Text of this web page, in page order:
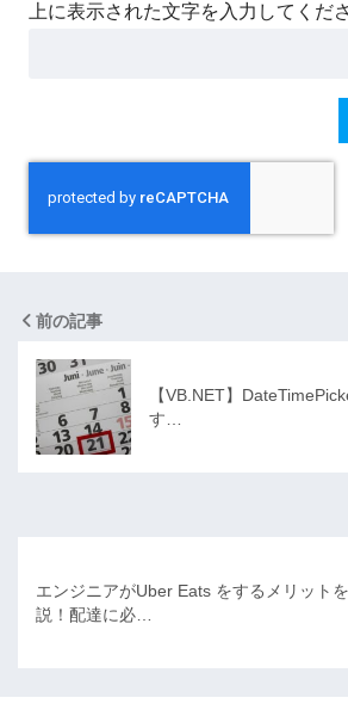
上に表示された文字を入力してくだ
前の記事
【VB.NET】
す…
エンジニアがUber Eats をするメリット
説！配達に必…